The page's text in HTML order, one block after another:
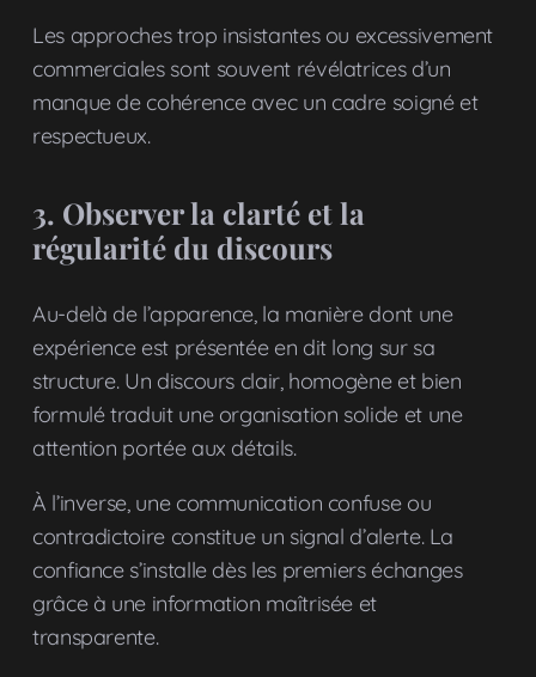
Les approches trop insistantes ou excessivement
commerciales sont souvent révélatrices d’un
manque de cohérence avec un cadre soigné et
respectueux.
3. Observer la clarté et la
régularité du discours
Au-delà de l’apparence, la manière dont une
expérience est présentée en dit long sur sa
structure. Un discours clair, homogène et bien
formulé traduit une organisation solide et une
attention portée aux détails.
À l’inverse, une communication confuse ou
contradictoire constitue un signal d’alerte. La
confiance s’installe dès les premiers échanges
grâce à une information maîtrisée et
transparente.